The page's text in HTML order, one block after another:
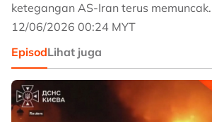
ketegangan AS-Iran terus memuncak.
12/06/2026 00:24 MYT
EpisodLihat juga